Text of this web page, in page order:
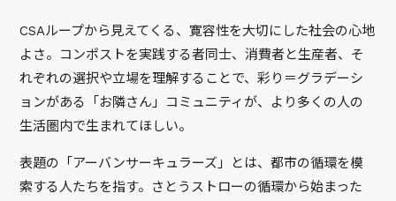
CSAループから見えてくる、寛容性を大切にした社会の心地
よさ。コンポストを実践する者同士、消費者と生産者、そ
れぞれの選択や立場を理解することで、彩り＝グラデーシ
ョンがある「お隣さん」コミュニティが、より多くの人の
生活圏内で生まれてほしい。
表題の「アーバンサーキュラーズ」とは、都市の循環を模
索する人たちを指す。さとうストローの循環から始まった